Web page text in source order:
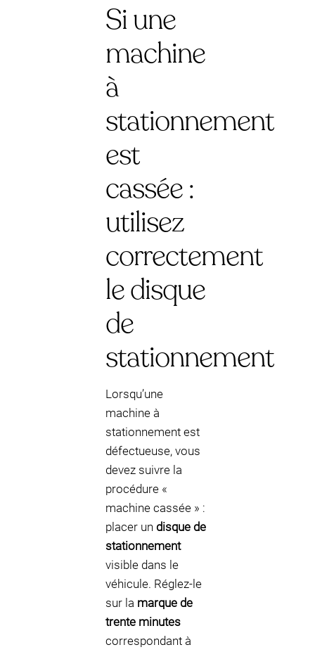
Si une
machine
à
stationnement
est
cassée :
utilisez
correctement
le disque
de
stationnement
Lorsqu’une
machine à
stationnement est
défectueuse, vous
devez suivre la
procédure «
machine cassée » :
placer un disque de
stationnement
visible dans le
véhicule. Réglez-le
sur la marque de
trente minutes
correspondant à